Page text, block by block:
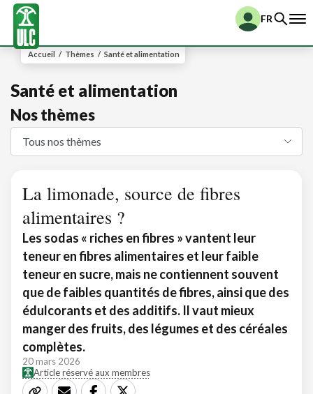
FR
Accueil / Thèmes / Santé et alimentation
Santé et alimentation
Nos thèmes
La limonade, source de fibres
alimentaires ?
Les sodas « riches en fibres » vantent leur
teneur en fibres alimentaires et leur faible
teneur en sucre, mais ne contiennent souvent
que de faibles quantités de fibres, ainsi que des
édulcorants et des additifs. Il vaut mieux
manger des fruits, des légumes et des céréales
complètes.
20 mars 2026
Article réservé aux membres